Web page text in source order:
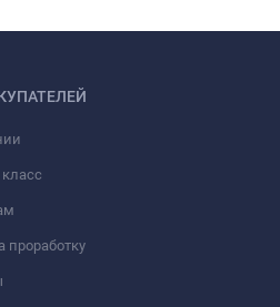
проработку